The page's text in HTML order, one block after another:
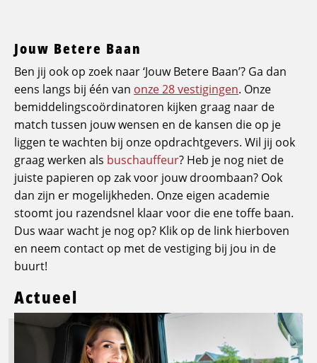
Jouw Betere Baan
Ben jij ook op zoek naar ‘Jouw Betere Baan’? Ga dan
eens langs bij één van onze 28 vestigingen. Onze
bemiddelingscoördinatoren kijken graag naar de
match tussen jouw wensen en de kansen die op je
liggen te wachten bij onze opdrachtgevers. Wil jij ook
graag werken als buschauffeur? Heb je nog niet de
juiste papieren op zak voor jouw droombaan? Ook
dan zijn er mogelijkheden. Onze eigen academie
stoomt jou razendsnel klaar voor die ene toffe baan.
Dus waar wacht je nog op? Klik op de link hierboven
en neem contact op met de vestiging bij jou in de
buurt!
Actueel
Lees